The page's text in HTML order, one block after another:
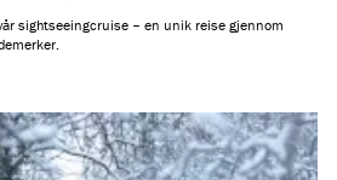
sightseeingcruise – en unik reise gjennom